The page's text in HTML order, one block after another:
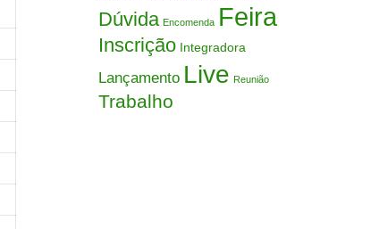
Dúvida Encomenda Feira
Inscrição Integradora
Lançamento Live Reunião
Trabalho